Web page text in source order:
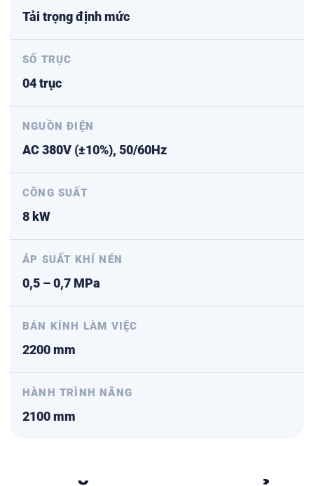
Tải trọng định mức
SỐ TRỤC
04 trục
NGUỒN ĐIỆN
AC 380V (±10%), 50/60Hz
CÔNG SUẤT
8 kW
ÁP SUẤT KHÍ NÉN
0,5 – 0,7 MPa
BÁN KÍNH LÀM VIỆC
2200 mm
HÀNH TRÌNH NÂNG
2100 mm